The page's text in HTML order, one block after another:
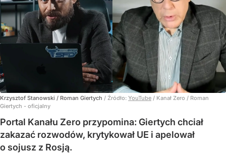
Krzysztof Stanowski / Roman Giertych / Źródło: YouTube / Kanał Zero / Roman
Giertych - oficjalny
Portal Kanału Zero przypomina: Giertych chciał
zakazać rozwodów, krytykował UE i apelował
o sojusz z Rosją.